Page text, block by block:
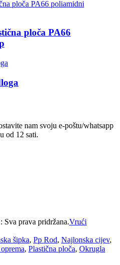
ploča PA66
nam svoju e-poštu/whatsapp
od 12 sati.
prava pridržana.Vrući
šipka, Pp Rod, Najlonska cijev,
, Plastična ploča, Okrugla